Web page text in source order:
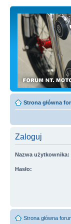
Strona główna
Zaloguj
Nazwa użytkownika:
Hasło:
Strona główna